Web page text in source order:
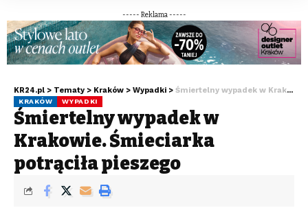
----- Reklama -----
KR24.pl > Tematy > Kraków > Wypadki > Śmiertelny wypadek w Krakowie. Śmieciarka potrąciła pieszego
KRAKÓW WYPADKI
Śmiertelny wypadek w
Krakowie. Śmieciarka
potrąciła pieszego